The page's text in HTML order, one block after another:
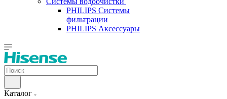
PHILIPS Системы
фильтрации
PHILIPS Аксессуары
Каталог